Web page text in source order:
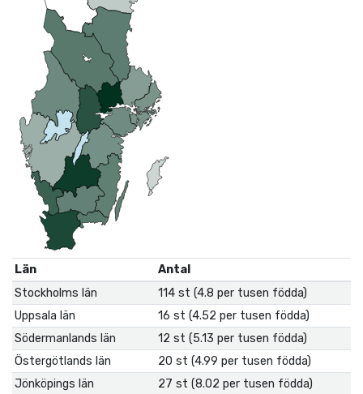
Län
Antal
Stockholms län
114 st (4.8 per tusen födda)
Uppsala län
16 st (4.52 per tusen födda)
Södermanlands län
12 st (5.13 per tusen födda)
Östergötlands län
20 st (4.99 per tusen födda)
Jönköpings län
27 st (8.02 per tusen födda)